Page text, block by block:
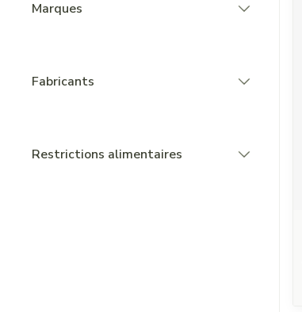
Marques
Fabricants
Restrictions alimentaires